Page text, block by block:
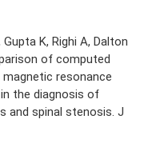
K, Righi A, Dalton
of computed
resonance
the diagnosis of
and spinal stenosis. J